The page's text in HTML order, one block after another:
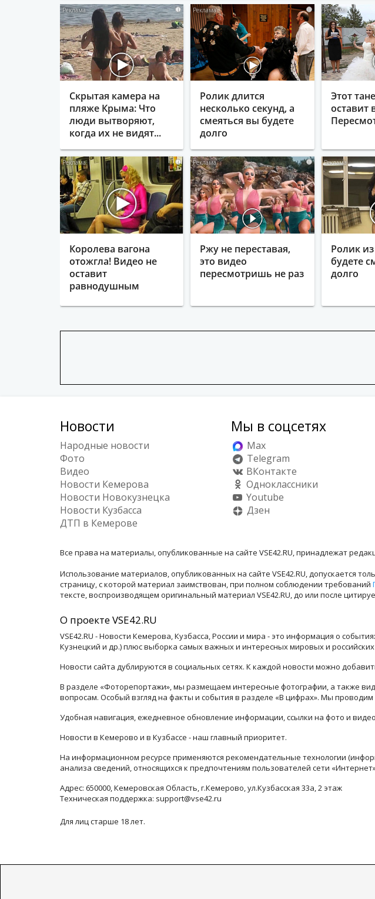
i
Скрытая камера на
пляже Крыма: Что
люди вытворяют,
когда их не видят...
i
Ролик длится
несколько секунд, а
смеяться вы будете
долго
Этот
оставит
i
Королева вагона
отожгла! Видео не
оставит
равнодушным
i
Ржу не переставая,
это видео
пересмотришь не раз
Ролик
будете
долго
Новости
Народные новости
Фото
Видео
Новости Кемерова
Новости Новокузнецка
Новости Кузбасса
ДТП в Кемерове
Мы в соцсетях
Max
Telegram
ВКонтакте
Одноклассники
Youtube
Дзен
Все права на материалы, опубликованные на сайте VSE42.RU, принадлежат
Использование материалов, опубликованных на сайте VSE42.RU, допускается
страницу, с которой материал заимствован, при полном соблюдении требований
тексте, воспроизводящем оригинальный материал VSE42.RU, до или после
О проекте VSE42.RU
VSE42.RU - Новости Кемерова, Кузбасса, России и мира - это информация о
Кузнецкий и др.) плюс выборка самых важных и интересных мировых и
Новости сайта дублируются в социальных сетях. К каждой новости можно
В разделе «Фоторепортажи», мы размещаем интересные фотографии, а также
вопросам. Особый взгляд на факты и события в разделе «В цифрах». Мы
Удобная навигация, ежедневное обновление информации, ссылки на фото и
Новости в Кемерово и в Кузбассе - наш главный приоритет.
На информационном ресурсе применяются рекомендательные технологии
анализа сведений, относящихся к предпочтениям пользователей сети
Адрес: 650000, Кемеровская Область, г.Кемерово, ул.Кузбасская 33а, 2 этаж
Техническая поддержка: support@vse42.ru
Для лиц старше 18 лет.